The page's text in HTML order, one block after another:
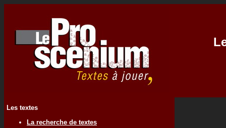
Les textes
La recherche de textes